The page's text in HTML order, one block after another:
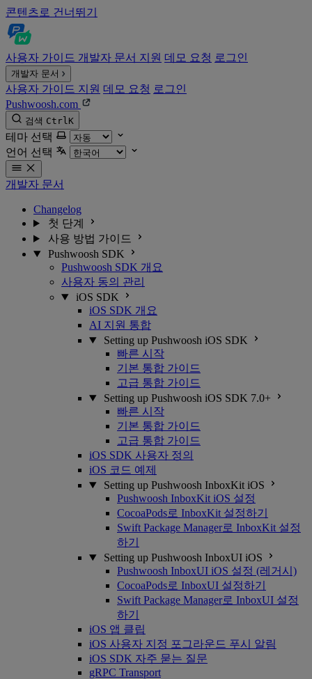
콘텐츠로 건너뛰기
사용자 가이드 개발자 문서 지원 데모 요청 로그인
개발자 문서
사용자 가이드 지원 데모 요청 로그인
Pushwoosh.com
검색 CtrlK
테마 선택
언어 선택
개발자 문서
Changelog
첫 단계
사용 방법 가이드
Pushwoosh SDK
Pushwoosh SDK 개요
사용자 동의 관리
iOS SDK
iOS SDK 개요
AI 지원 통합
Setting up Pushwoosh iOS SDK
빠른 시작
기본 통합 가이드
고급 통합 가이드
Setting up Pushwoosh iOS SDK 7.0+
빠른 시작
기본 통합 가이드
고급 통합 가이드
iOS SDK 사용자 정의
iOS 코드 예제
Setting up Pushwoosh InboxKit iOS
Pushwoosh InboxKit iOS 설정
CocoaPods로 InboxKit 설정하기
Swift Package Manager로 InboxKit 설정
하기
Setting up Pushwoosh InboxUI iOS
Pushwoosh InboxUI iOS 설정 (레거시)
CocoaPods로 InboxUI 설정하기
Swift Package Manager로 InboxUI 설정
하기
iOS 앱 클립
iOS 사용자 지정 포그라운드 푸시 알림
iOS SDK 자주 묻는 질문
gRPC Transport